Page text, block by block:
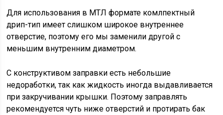
Для использования в МТЛ формате комлпектный
дрип-тип имеет слишком широкое внутреннее
отверстие, поэтому его мы заменили другой с
меньшим внутренним диаметром.
С конструктивом заправки есть небольшие
недоработки, так как жидкость иногда выдавливается
при закручивании крышки. Поэтому заправлять
рекомендуется чуть ниже отверстий и протирать бак